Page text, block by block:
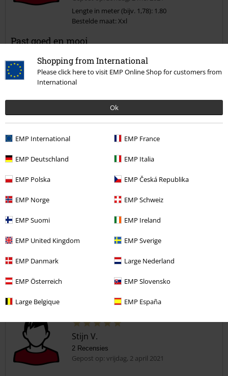
Shopping from International
Please click here to visit EMP Online Shop for customers from
International
Ok
EMP International EMP France
EMP Deutschland EMP Italia
EMP Polska EMP Česká Republika
EMP Norge EMP Schweiz
EMP Suomi EMP Ireland
EMP United Kingdom EMP Sverige
EMP Danmark Large Nederland
EMP Österreich EMP Slovensko
Large Belgique EMP España
Commentaar versturen
Lengte in meter (bijv. 1,78): 1.80
Bestelde maat: Xxl
Past goed en mooi
Ook fijn Da de kap afneembaar is
Is zoals de omschrijving ..is een aanrader
Kwaliteit
Breedte
Te nauw
Perfect
Heeft deze recensie je geholpen?
Stijn V.
2 Recensies
Gepost op: vrijdag, 2 april 2021